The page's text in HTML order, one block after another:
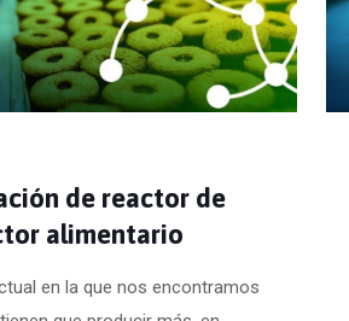
de reactor de
alimentario
en la que nos encontramos